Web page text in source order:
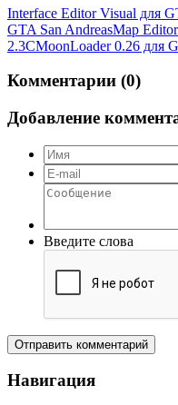
Interface Editor Visual для
GTA San AndreasMap
2.3CMoonLoader 0.26 для
Комментарии (0)
Добавление
Введите слова
Отправить комментарий
Навигация